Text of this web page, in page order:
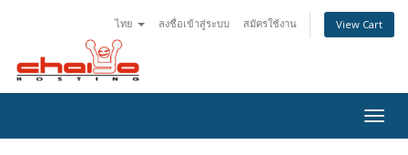
ไทย ลงชื่อเข้าสู่ระบบ สมัครใช้งาน View Cart